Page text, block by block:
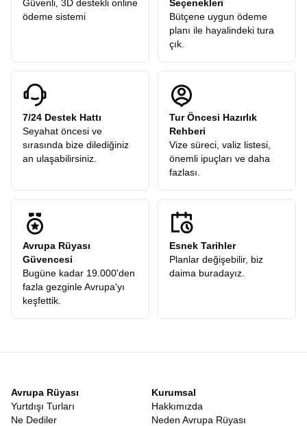
Güvenli, 3D destekli online
ödeme sistemi
Seçenekleri
Bütçene uygun ödeme
planı ile hayalindeki tura
çık.
7/24 Destek Hattı
Seyahat öncesi ve
sırasında bize dilediğiniz
an ulaşabilirsiniz.
Tur Öncesi Hazırlık
Rehberi
Vize süreci, valiz listesi,
önemli ipuçları ve daha
fazlası.
Avrupa Rüyası
Güvencesi
Bugüne kadar 19.000'den
fazla gezginle Avrupa'yı
keşfettik.
Esnek Tarihler
Planlar değişebilir, biz
daima buradayız.
Avrupa Rüyası
Yurtdışı Turları
Ne Dediler
Kurumsal
Hakkımızda
Neden Avrupa Rüyası